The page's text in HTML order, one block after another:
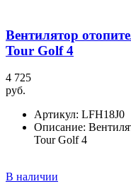
Вентилятор
Tour Golf 4
4 725
руб.
Артикул: LFH18J0
Описание:
Tour Golf 4
В наличии